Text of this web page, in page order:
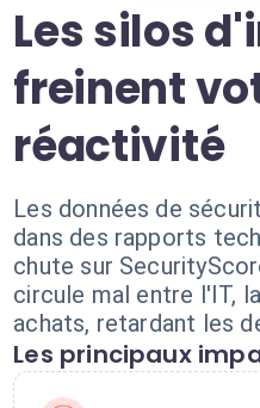
Les silos
freinent
réactivité
Les données de
dans des rapports
chute sur
circule mal entre l'IT,
achats, retardant les
Les principaux